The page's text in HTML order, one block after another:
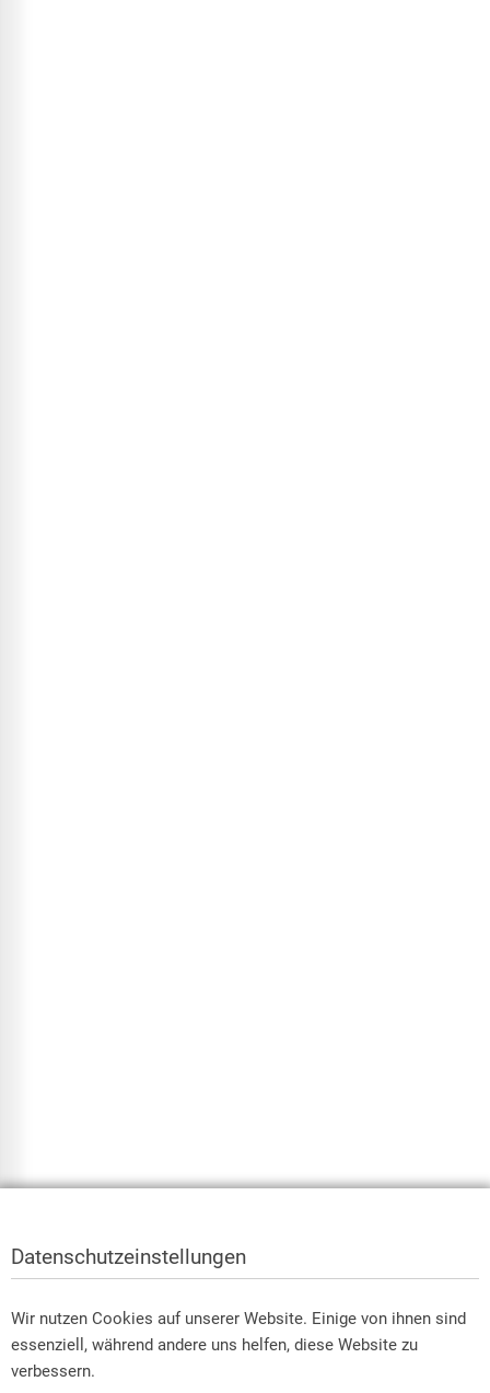
Datenschutzeinstellungen
Wir nutzen Cookies auf unserer Website. Einige von ihnen sind
essenziell, während andere uns helfen, diese Website zu
verbessern.